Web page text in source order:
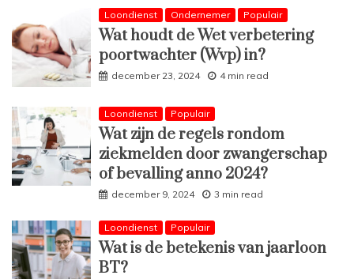
Loondienst Ondernemer Populair
Wat houdt de Wet verbetering
poortwachter (Wvp) in?
december 23, 2024 4 min read
Loondienst Populair
Wat zijn de regels rondom
ziekmelden door zwangerschap
of bevalling anno 2024?
december 9, 2024 3 min read
Loondienst Populair
Wat is de betekenis van jaarloon
BT?